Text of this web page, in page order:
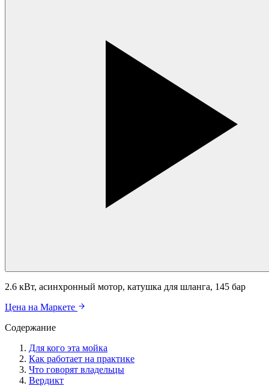
2.6 кВт, асинхронный мотор, катушка для шланга, 145 бар
Цена на Маркете
Содержание
Для кого эта мойка
Как работает на практике
Что говорят владельцы
Вердикт